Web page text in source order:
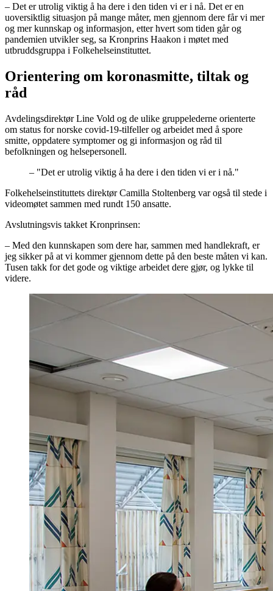
– Det er utrolig viktig å ha dere i den tiden vi er i nå. Det er en
uoversiktlig situasjon på mange måter, men gjennom dere får vi mer
og mer kunnskap og informasjon, etter hvert som tiden går og
pandemien utvikler seg, sa Kronprins Haakon i møtet med
utbruddsgruppa i Folkehelseinstituttet.
Orientering om koronasmitte, tiltak og
råd
Avdelingsdirektør Line Vold og de ulike gruppelederne orienterte
om status for norske covid-19-tilfeller og arbeidet med å spore
smitte, oppdatere symptomer og gi informasjon og råd til
befolkningen og helsepersonell.
– "Det er utrolig viktig å ha dere i den tiden vi er i nå."
Folkehelseinstituttets direktør Camilla Stoltenberg var også til stede i
videomøtet sammen med rundt 150 ansatte.
Avslutningsvis takket Kronprinsen:
– Med den kunnskapen som dere har, sammen med handlekraft, er
jeg sikker på at vi kommer gjennom dette på den beste måten vi kan.
Tusen takk for det gode og viktige arbeidet dere gjør, og lykke til
videre.